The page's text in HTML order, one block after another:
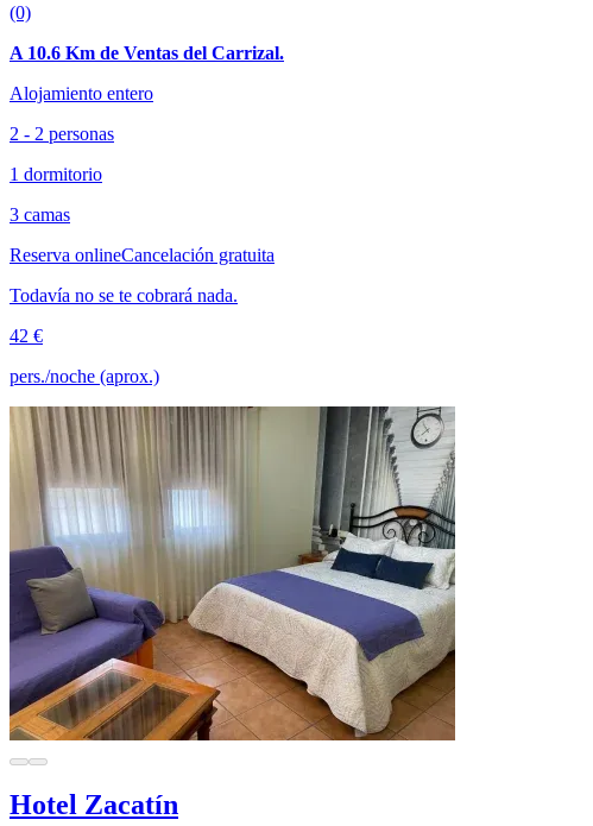
(0)
A 10.6 Km de Ventas del Carrizal.
Alojamiento entero
2 - 2 personas
1 dormitorio
3 camas
Reserva onlineCancelación gratuita
Todavía no se te cobrará nada.
42 €
pers./noche (aprox.)
Hotel Zacatín